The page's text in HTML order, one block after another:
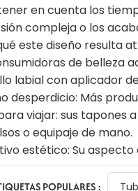
en cuenta los
compleja o los
este diseño resulta
de belleza
labial con aplicador
desperdicio: Más
viajar: sus tapones
o equipaje de mano.
estético: Su
POPULARES :